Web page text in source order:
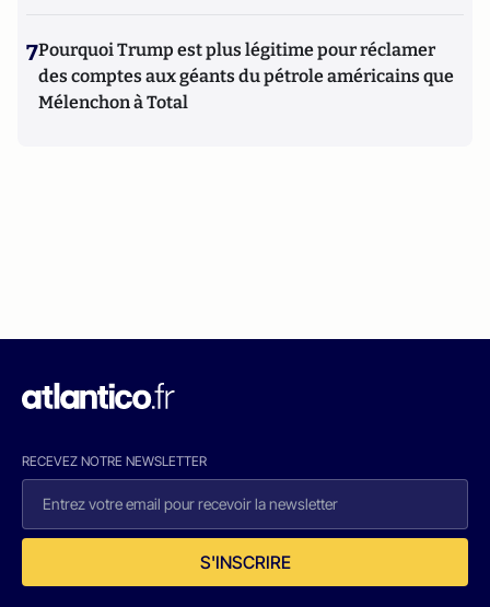
7Pourquoi Trump est plus légitime pour réclamer
des comptes aux géants du pétrole américains que
Mélenchon à Total
RECEVEZ NOTRE NEWSLETTER
S'INSCRIRE